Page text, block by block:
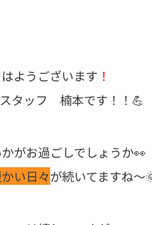
ようございます ！
タッフ 楠本です！！💪
がお過ごしでしょうか👀
い日々が続いてますね～